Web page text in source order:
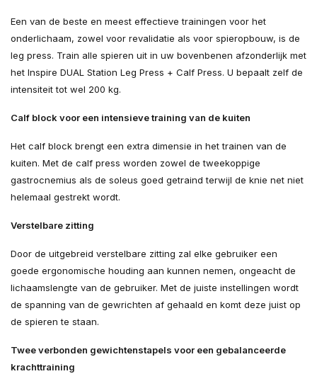
Een van de beste en meest effectieve trainingen voor het
onderlichaam, zowel voor revalidatie als voor spieropbouw, is de
leg press. Train alle spieren uit in uw bovenbenen afzonderlijk met
het Inspire DUAL Station Leg Press + Calf Press. U bepaalt zelf de
intensiteit tot wel 200 kg.
Calf block voor een intensieve training van de kuiten
Het calf block brengt een extra dimensie in het trainen van de
kuiten. Met de calf press worden zowel de tweekoppige
gastrocnemius als de soleus goed getraind terwijl de knie net niet
helemaal gestrekt wordt.
Verstelbare zitting
Door de uitgebreid verstelbare zitting zal elke gebruiker een
goede ergonomische houding aan kunnen nemen, ongeacht de
lichaamslengte van de gebruiker. Met de juiste instellingen wordt
de spanning van de gewrichten af gehaald en komt deze juist op
de spieren te staan.
Twee verbonden gewichtenstapels voor een gebalanceerde
krachttraining